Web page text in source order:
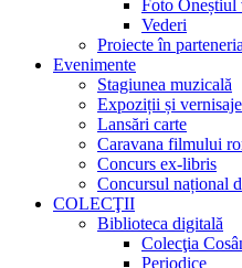
Foto Oneștiul
Vederi
Proiecte în
Evenimente
Stagiunea muzicală
Expoziții și vernisaje
Lansări carte
Caravana filmului
Concurs ex-libris
Concursul național
COLECŢII
Biblioteca digitală
Colecţia
Periodice